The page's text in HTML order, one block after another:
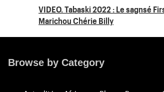
Navigation
de
VIDEO. Tabaski 2022 : Le sagnsé
Marichou Chérie Billy
Browse by Category